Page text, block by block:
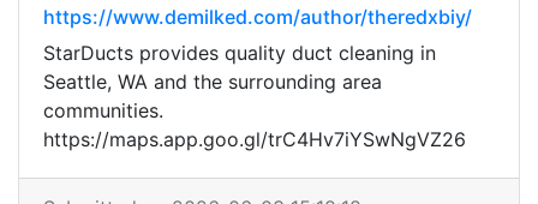
https://www.demilked.com/author/theredxbiy/
StarDucts provides quality duct cleaning in
Seattle, WA and the surrounding area
communities.
https://maps.app.goo.gl/trC4Hv7iYSwNgVZ26